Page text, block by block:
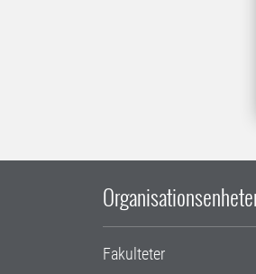
Fakulteter